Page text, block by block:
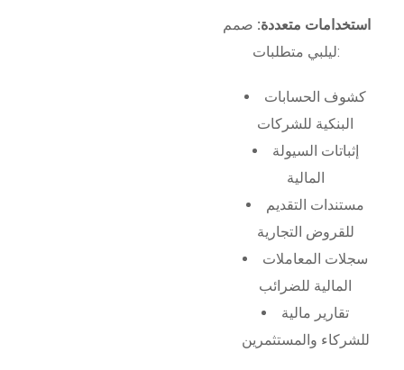
استخدامات متعددة: صمم
ليلبي متطلبات:
كشوف الحسابات
البنكية للشركات
إثباتات السيولة
المالية
مستندات التقديم
للقروض التجارية
سجلات المعاملات
المالية للضرائب
تقارير مالية
للشركاء والمستثمرين